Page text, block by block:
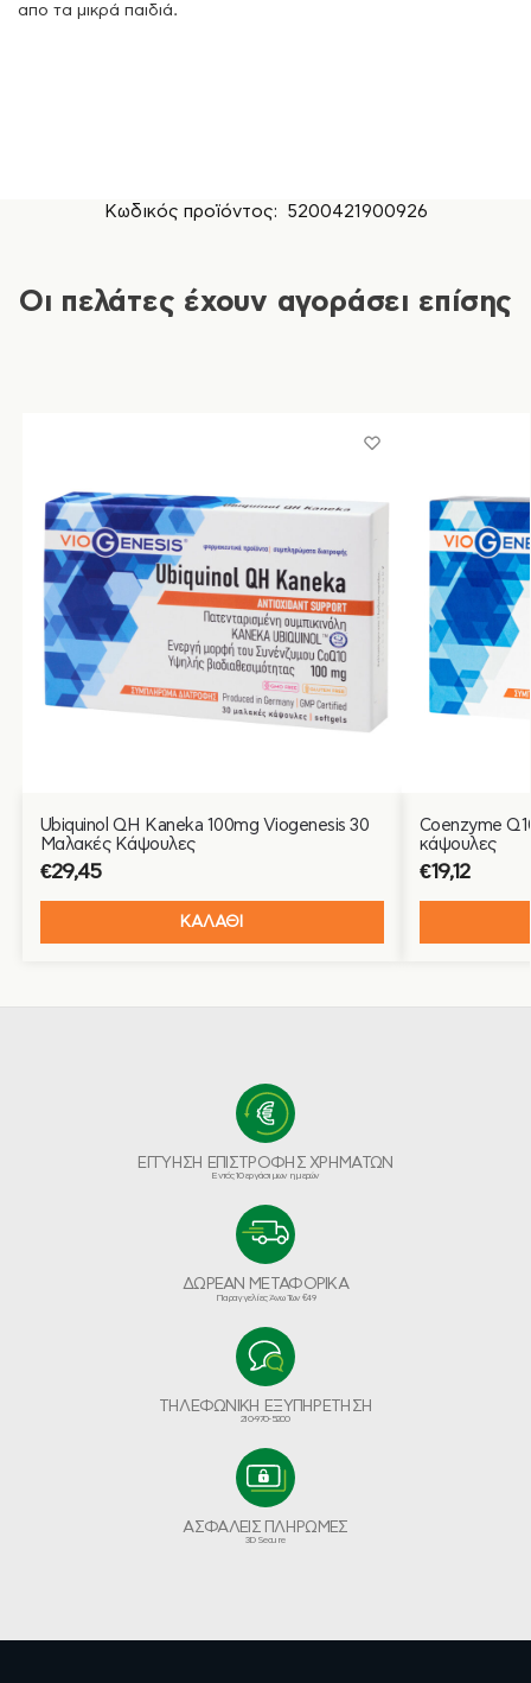
απο τα μικρά παιδιά.
Κωδικός προϊόντος: 5200421900926
Οι πελάτες έχουν αγοράσει επίσης
Ubiquinol QH Kaneka 100mg Viogenesis 30
Μαλακές Κάψουλες
€29,45
ΚΑΛΑΘΙ
Coenzyme
κάψουλες
€19,12
ΕΓΓΥΗΣΗ ΕΠΙΣΤΡΟΦΗΣ ΧΡΗΜΑΤΩΝ
Εντός 10 εργάσιμων ημερών
ΔΩΡΕΑΝ ΜΕΤΑΦΟΡΙΚΑ
Παραγγελίες Άνω Των €49
ΤΗΛΕΦΩΝΙΚΗ ΕΞΥΠΗΡΕΤΗΣΗ
210-970-5200
ΑΣΦΑΛΕΙΣ ΠΛΗΡΩΜΕΣ
3D Secure